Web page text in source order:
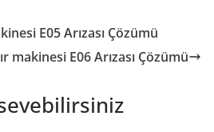
E05 Arızası Çözümü
makinesi E06 Arızası Çözümü